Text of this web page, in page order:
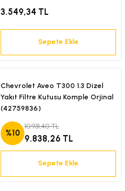
3.549,34 TL
Sepete Ekle
Chevrolet Aveo T300 1.3 Dizel
Yakıt Filtre Kutusu Komple Orjinal
(42759836)
%10
10.931,40 TL
9.838,26 TL
Sepete Ekle